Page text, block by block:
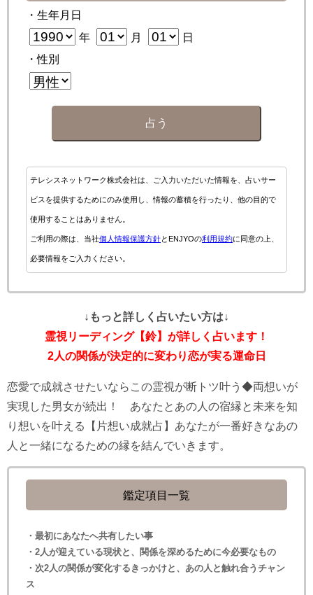
・生年月日
年 月
日
・性別
占う
テレシスネットワーク株式会社は、ご入力いただいた情報を、占いサー
ビスを提供するためにのみ使用し、情報の蓄積を行ったり、他の目的で
使用することはありません。
ご利用の際は、当社個人情報保護方針とENJYOの利用規約に同意の上、
必要情報をご入力ください。
↓もっと詳しく占いたい方は↓
霊視リーディング【鈴】が詳しく占います！
2人の関係が決定的に変わり恋が実る運命日
恋愛で成就させたいならこの霊視が断トツ叶う◆両想いが
実現した男女が続出！ あなたとあの人の宿縁と未来を知
り想いを叶える【片想い成就占】あなたが一番好きなあの
人と一緒になるための縁を結んでいきます。
鑑定項目一覧
・最初にあなたへ共有したい事
・2人が迎えている現状と、関係を深めるために今必要なもの
・次2人の関係が変化するきっかけと、あの人と触れ合うチャン
ス